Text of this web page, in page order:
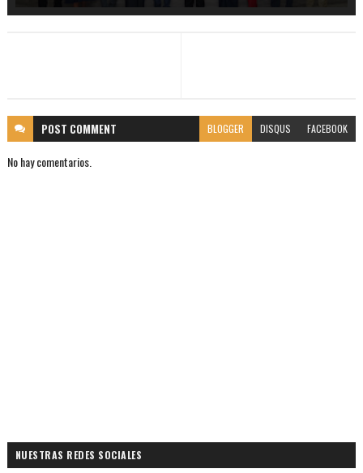
POST COMMENT BLOGGER DISQUS FACEBOOK
No hay comentarios.
NUESTRAS REDES SOCIALES